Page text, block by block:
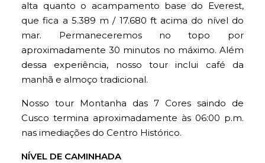
alta quanto o acampamento base do Everest,
que fica a 5.389 m / 17.680 ft acima do nível do
mar. Permaneceremos no topo por
aproximadamente 30 minutos no máximo. Além
dessa experiência, nosso tour inclui café da
manhã e almoço tradicional.
Nosso tour Montanha das 7 Cores saindo de
Cusco termina aproximadamente às 06:00 p.m.
nas imediações do Centro Histórico.
NÍVEL DE CAMINHADA